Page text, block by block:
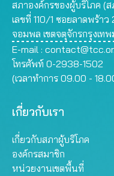
สภาองค์กรของผู้บริโภค (
เลขที่ 110/1 ซอยลาดพร้า
จอมพล เขตจตุจักรกรุงเท
E-mail :
โทรศัพท์ 0-2938-1502
(เวลาทำการ 09.00 -
เกี่ยวกับเรา
เกี่ยวกับสภาผู้บริโภค
องค์กรสมาชิก
หน่วยงานเขตพื้นที่